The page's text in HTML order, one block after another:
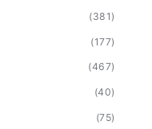
(381)
(177)
(467)
(40)
(75)